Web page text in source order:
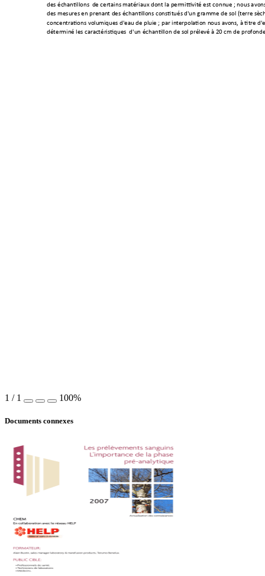
des échantillons  de certains matériaux dont la permittivité est connue ; nous
des mesures en prenant des échantill ons constitués d'un gramme de sol (terre sè
concentrations volumiques d'eau de pluie ; par interpolation nous avons, à titre
déterminé les caractéristiques  d'un échantillon de sol prélevé à 20 cm de profon
1 / 1 100%
Documents connexes